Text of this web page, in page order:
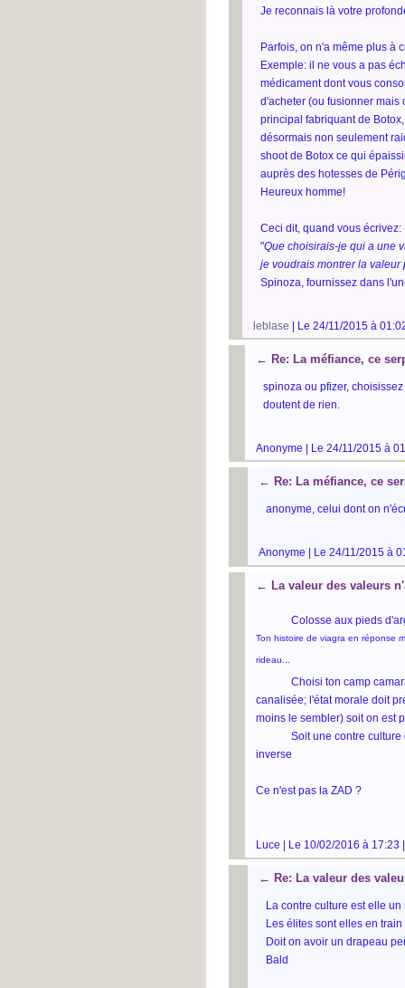
Je reconnais là votre
Parfois, on n'a même plus à
Exemple: il ne vous a pas
médicament dont vous
d'acheter (ou fusionner mais
principal fabriquant de
désormais non seulement
shoot de Botox ce qui
auprès des hotesses de
Heureux homme!
Ceci dit, quand vous écrivez:
"Que choisirais-je qui a une
je voudrais montrer la valeur
Spinoza, fournissez dans
leblase | Le 24/11/2015 à
← Re: La méfiance, ce
spinoza ou pfizer,
doutent de rien.
Anonyme | Le 24/11/2015 à
← Re: La méfiance, ce
anonyme, celui dont on
Anonyme | Le 24/11/2015 à
← La valeur des valeurs
Colosse aux pieds
Ton histoire de viagra en réponse
rideau...
Choisi ton camp
canalisée; l'état morale doit
moins le sembler) soit on est
Soit une contre culture
inverse
Ce n'est pas la ZAD ?
Luce | Le 10/02/2016 à 17:23
← Re: La valeur des
La contre culture est elle
Les élites sont elles en
Doit on avoir un drapeau
Bald